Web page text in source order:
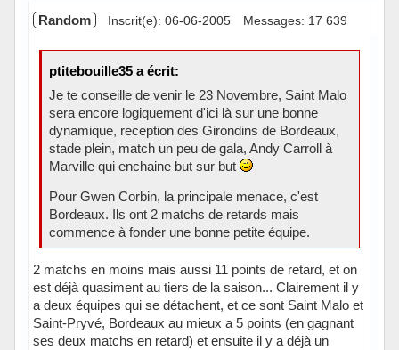
Random Inscrit(e): 06-06-2005 Messages: 17 639
ptitebouille35 a écrit:
Je te conseille de venir le 23 Novembre, Saint Malo
sera encore logiquement d'ici là sur une bonne
dynamique, reception des Girondins de Bordeaux,
stade plein, match un peu de gala, Andy Carroll à
Marville qui enchaine but sur but
Pour Gwen Corbin, la principale menace, c'est
Bordeaux. Ils ont 2 matchs de retards mais
commence à fonder une bonne petite équipe.
2 matchs en moins mais aussi 11 points de retard, et on
est déjà quasiment au tiers de la saison... Clairement il y
a deux équipes qui se détachent, et ce sont Saint Malo et
Saint-Pryvé, Bordeaux au mieux a 5 points (en gagnant
ses deux matchs en retard) et ensuite il y a déjà un